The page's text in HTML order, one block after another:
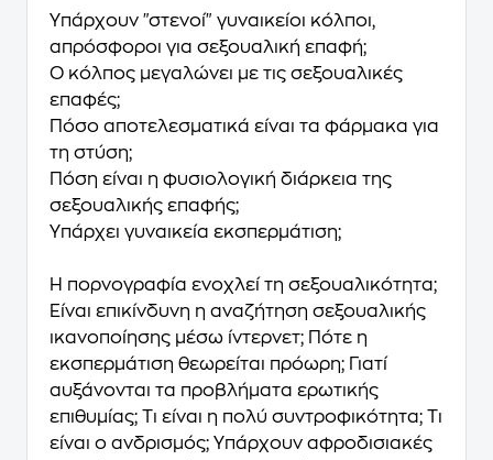
Υπάρχουν "στενοί" γυναικείοι κόλποι,
απρόσφοροι για σεξουαλική επαφή;
Ο κόλπος μεγαλώνει με τις σεξουαλικές
επαφές;
Πόσο αποτελεσματικά είναι τα φάρμακα για
τη στύση;
Πόση είναι η φυσιολογική διάρκεια της
σεξουαλικής επαφής;
Υπάρχει γυναικεία εκσπερμάτιση;
Η πορνογραφία ενοχλεί τη σεξουαλικότητα;
Είναι επικίνδυνη η αναζήτηση σεξουαλικής
ικανοποίησης μέσω ίντερνετ; Πότε η
εκσπερμάτιση θεωρείται πρόωρη; Γιατί
αυξάνονται τα προβλήματα ερωτικής
επιθυμίας; Τι είναι η πολύ συντροφικότητα; Τι
είναι ο ανδρισμός; Υπάρχουν αφροδισιακές